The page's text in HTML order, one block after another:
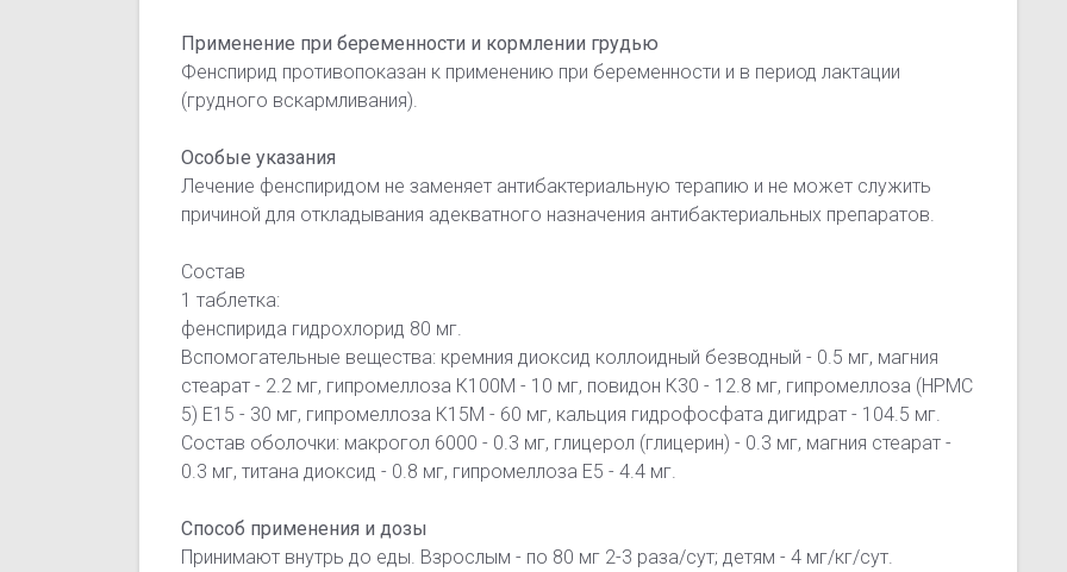
Применение при беременности и кормлении грудью
Фенспирид противопоказан к применению при беременности и в период лактации
(грудного вскармливания).
Особые указания
Лечение фенспиридом не заменяет антибактериальную терапию и не может служить
причиной для откладывания адекватного назначения антибактериальных препаратов.
Состав
1 таблетка:
фенспирида гидрохлорид 80 мг.
Вспомогательные вещества: кремния диоксид коллоидный безводный - 0.5 мг, магния
стеарат - 2.2 мг, гипромеллоза К100М - 10 мг, повидон К30 - 12.8 мг, гипромеллоза (HPMC
5) Е15 - 30 мг, гипромеллоза К15М - 60 мг, кальция гидрофосфата дигидрат - 104.5 мг.
Состав оболочки: макрогол 6000 - 0.3 мг, глицерол (глицерин) - 0.3 мг, магния стеарат -
0.3 мг, титана диоксид - 0.8 мг, гипромеллоза Е5 - 4.4 мг.
Способ применения и дозы
Принимают внутрь до еды. Взрослым - по 80 мг 2-3 раза/сут; детям - 4 мг/кг/сут.